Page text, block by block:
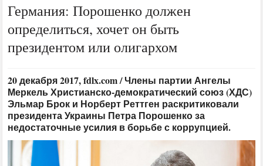
Германия: Порошенко должен
определиться, хочет он быть
президентом или олигархом
20 декабря 2017, fdlx.com / Члены партии Ангелы
Меркель Христианско-демократический союз (ХДС)
Эльмар Брок и Норберт Реттген раскритиковали
президента Украины Петра Порошенко за
недостаточные усилия в борьбе с коррупцией.